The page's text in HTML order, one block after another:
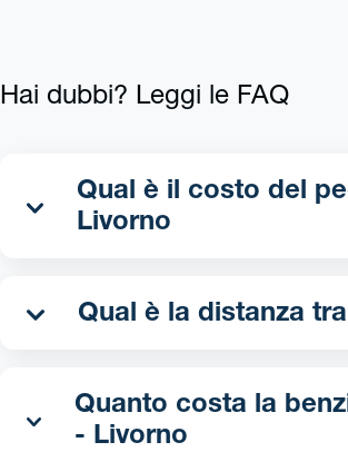
Hai dubbi? Leggi le FAQ
Qual è il costo del
Livorno
Quanto costa la benzina
- Livorno